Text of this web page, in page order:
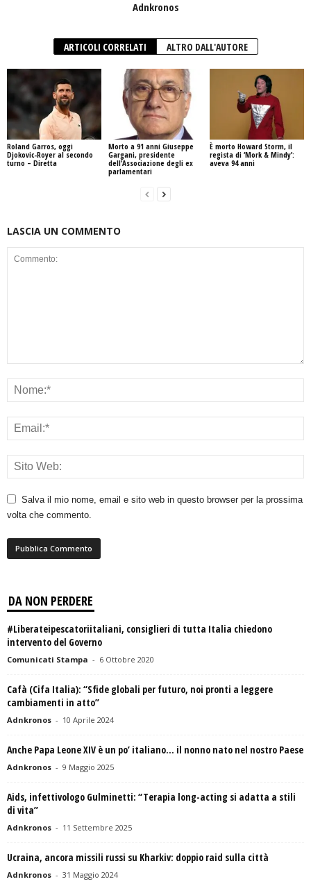
Adnkronos
ARTICOLI CORRELATI ALTRO DALL'AUTORE
Roland Garros, oggi
Djokovic-Royer al secondo
turno – Diretta
Morto a 91 anni Giuseppe
Gargani, presidente
dell’Associazione degli ex
parlamentari
È morto Howard Storm, il
regista di ‘Mork & Mindy’:
aveva 94 anni
LASCIA UN COMMENTO
Salva il mio nome, email e sito web in questo browser per la prossima
volta che commento.
DA NON PERDERE
#Liberateipescatoriitaliani, consiglieri di tutta Italia chiedono
intervento del Governo
Comunicati Stampa - 6 Ottobre 2020
Cafà (Cifa Italia): “Sfide globali per futuro, noi pronti a leggere
cambiamenti in atto”
Adnkronos - 10 Aprile 2024
Anche Papa Leone XIV è un po’ italiano… il nonno nato nel nostro Paese
Adnkronos - 9 Maggio 2025
Aids, infettivologo Gulminetti: “Terapia long-acting si adatta a stili
di vita”
Adnkronos - 11 Settembre 2025
Ucraina, ancora missili russi su Kharkiv: doppio raid sulla città
Adnkronos - 31 Maggio 2024